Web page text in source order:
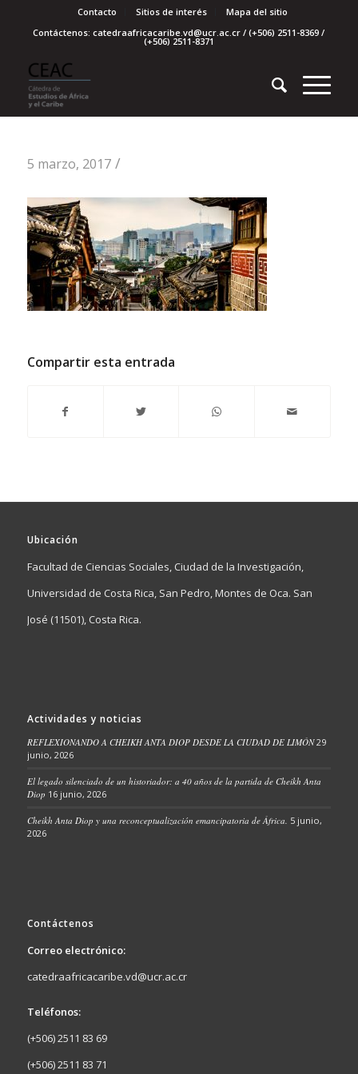
Contacto Sitios de interés
Mapa del sitio
Contáctenos: catedraafricacaribe.vd@ucr.ac.cr / (+506) 2511-8369 /
(+506) 2511-8371
5 marzo, 2017 /
Compartir esta entrada
Ubicación
Facultad de Ciencias Sociales, Ciudad de la Investigación,
Universidad de Costa Rica, San Pedro, Montes de Oca. San
José (11501), Costa Rica.
Actividades y noticias
REFLEXIONANDO A CHEIKH ANTA DIOP DESDE LA CIUDAD DE LIMÓN 29
junio, 2026
El legado silenciado de un historiador: a 40 años de la partida de Cheikh Anta
Diop 16 junio, 2026
Cheikh Anta Diop y una reconceptualización emancipatoria de África. 5 junio,
2026
Contáctenos
Correo electrónico:
catedraafricacaribe.vd@ucr.ac.cr
Teléfonos:
(+506) 2511 83 69
(+506) 2511 83 71